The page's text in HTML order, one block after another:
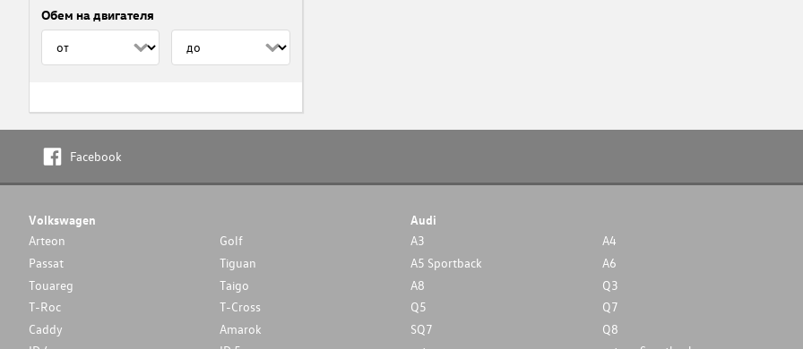
Обем на двигателя
Facebook
Volkswagen
Arteon
Golf
Passat
Tiguan
Touareg
Taigo
T-Roc
T-Cross
Caddy
Amarok
Audi
A3
A4
A5 Sportback
A6
A8
Q3
Q5
Q7
SQ7
Q8